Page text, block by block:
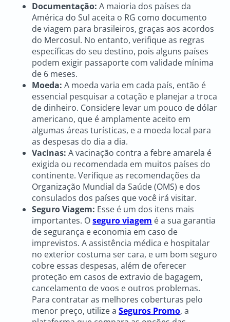
Documentação: A maioria dos países da
América do Sul aceita o RG como documento
de viagem para brasileiros, graças aos acordos
do Mercosul. No entanto, verifique as regras
específicas do seu destino, pois alguns países
podem exigir passaporte com validade mínima
de 6 meses.
Moeda: A moeda varia em cada país, então é
essencial pesquisar a cotação e planejar a troca
de dinheiro. Considere levar um pouco de dólar
americano, que é amplamente aceito em
algumas áreas turísticas, e a moeda local para
as despesas do dia a dia.
Vacinas: A vacinação contra a febre amarela é
exigida ou recomendada em muitos países do
continente. Verifique as recomendações da
Organização Mundial da Saúde (OMS) e dos
consulados dos países que você irá visitar.
Seguro Viagem: Esse é um dos itens mais
importantes. Oseguro viagem é a sua garantia
de segurança e economia em caso de
imprevistos. A assistência médica e hospitalar
no exterior costuma ser cara, e um bom seguro
cobre essas despesas, além de oferecer
proteção em casos de extravio de bagagem,
cancelamento de voos e outros problemas.
Para contratar as melhores coberturas pelo
menor preço, utilize aSeguros Promo, a